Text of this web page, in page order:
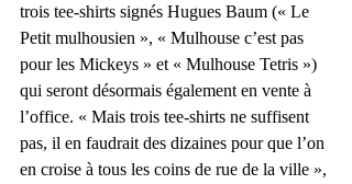
trois tee-shirts signés Hugues Baum (« Le
Petit mulhousien », « Mulhouse c’est pas
pour les Mickeys » et « Mulhouse Tetris »)
qui seront désormais également en vente à
l’office. « Mais trois tee-shirts ne suffisent
pas, il en faudrait des dizaines pour que l’on
en croise à tous les coins de rue de la ville »,